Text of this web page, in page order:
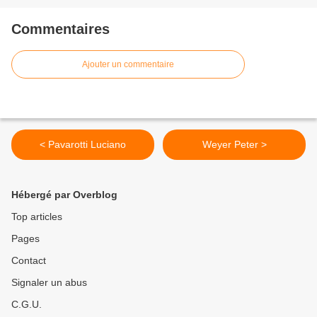
Commentaires
Ajouter un commentaire
< Pavarotti Luciano Weyer Peter >
Hébergé par Overblog
Top articles
Pages
Contact
Signaler un abus
C.G.U.